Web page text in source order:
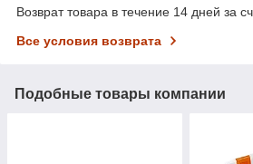
Возврат товара в течение 14 дней за
Все условия возврата
Подобные товары компании